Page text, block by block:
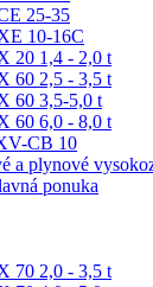
25-35
10-16C
20 1,4 - 2,0 t
60 2,5 - 3,5 t
60 3,5-5,0 t
60 6,0 - 8,0 t
CB 10
a plynové
ponuka
70 2,0 - 3,5 t